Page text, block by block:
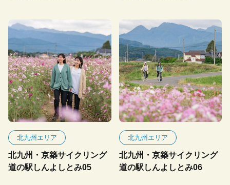
北九州エリア
北九州・京築サイクリング
道の駅しんよしとみ05
北九州エリア
北九州・京築サイクリング
道の駅しんよしとみ06